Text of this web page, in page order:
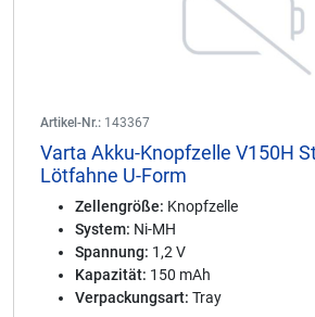
Artikel-Nr.: 143367
Varta Akku-Knopfzelle V150H
Lötfahne U-Form
Zellengröße: Knopfzelle
System: Ni-MH
Spannung: 1,2 V
Kapazität: 150 mAh
Verpackungsart: Tray